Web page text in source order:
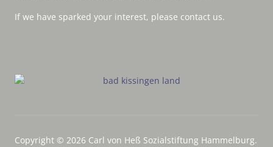
If we have sparked your interest, please contact us.
Copyright © 2026 Carl von Heß Sozialstiftung Hammelburg.